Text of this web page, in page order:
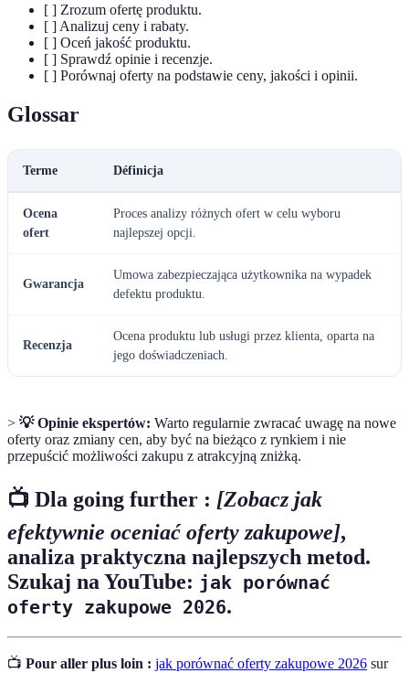
[ ] Zrozum ofertę produktu.
[ ] Analizuj ceny i rabaty.
[ ] Oceń jakość produktu.
[ ] Sprawdź opinie i recenzje.
[ ] Porównaj oferty na podstawie ceny, jakości i opinii.
Glossar
Terme Définicja
Ocena
ofert
Proces analizy różnych ofert w celu wyboru
najlepszej opcji.
Gwarancja
Umowa zabezpieczająca użytkownika na wypadek
defektu produktu.
Recenzja
Ocena produktu lub usługi przez klienta, oparta na
jego doświadczeniach.
> 💡 Opinie ekspertów: Warto regularnie zwracać uwagę na nowe
oferty oraz zmiany cen, aby być na bieżąco z rynkiem i nie
przepuścić możliwości zakupu z atrakcyjną zniżką.
📺 Dla going further : [Zobacz jak
efektywnie oceniać oferty zakupowe],
analiza praktyczna najlepszych metod.
Szukaj na YouTube: jak porównać
oferty zakupowe 2026.
📺 Pour aller plus loin : jak porównać oferty zakupowe 2026 sur